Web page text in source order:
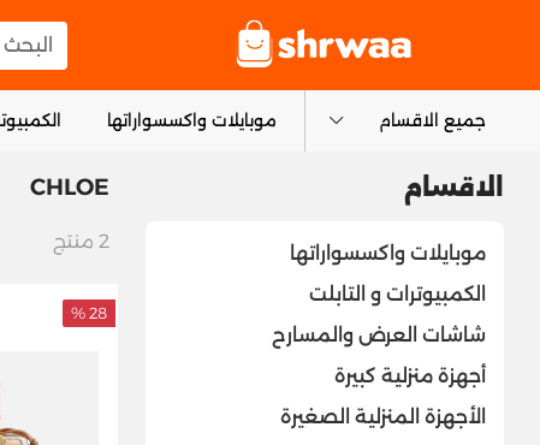
البحث
جميع الاقسام موبايلات واكسسواراتها
CHLOE
2 منتج
28 %
الاقسام
موبايلات واكسسواراتها
الكمبيوترات و التابلت
شاشات العرض والمسارح
أجهزة منزلية كبيرة
الأجهزة المنزلية الصغيرة